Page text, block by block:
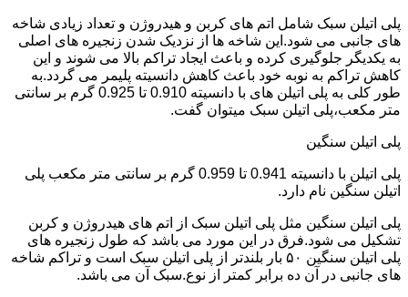
پلی اتیلن سبک شامل اتم های کربن و هیدروژن و تعداد زیادی شاخه
های جانبی می شود.این شاخه ها از نزدیک شدن زنجیره های اصلی
به یکدیگر جلوگیری کرده و باعث ایجاد تراکم بالا می شوند و این
کاهش تراکم به نوبه خود باعث کاهش دانسیته پلیمر می گردد.به
طور کلی به پلی اتیلن های با دانسیته 0.910 تا 0.925 گرم بر سانتی
متر مکعب،پلی اتیلن سبک میتوان گفت.
پلی اتیلن سنگین
پلی اتیلن با دانسیته 0.941 تا 0.959 گرم بر سانتی متر مکعب پلی
اتیلن سنگین نام دارد.
پلی اتیلن سنگین مثل پلی اتیلن سبک از اتم های هیدروژن و کربن
تشکیل می شود.فرق در این مورد می باشد که طول زنجیره های
پلی اتیلن سنگین ۵۰ بار بلندتر از پلی اتیلن سبک است و تراکم شاخه
های جانبی در آن ده برابر کمتر از نوع.سبک آن می باشد.